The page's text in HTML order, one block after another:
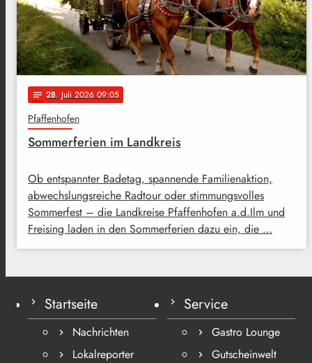
notes 28. Juli 2026 09:05
Pfaffenhofen
Sommerferien im Landkreis
Ob entspannter Badetag, spannende Familienaktion,
abwechslungsreiche Radtour oder stimmungsvolles
Sommerfest – die Landkreise Pfaffenhofen a.d.Ilm und
Freising laden in den Sommerferien dazu ein, die …
Startseite
Nachrichten
Lokalreporter
Service
Gastro Lounge
Gutscheinwelt